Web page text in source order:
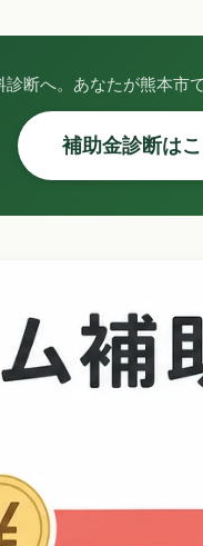
断へ。あなたが熊本市
補助金診断は